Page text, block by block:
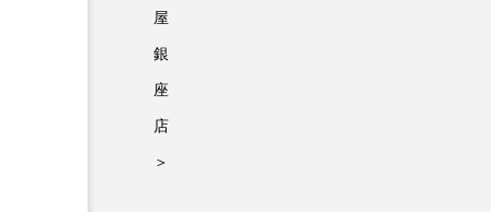
屋
銀
座
店
＞